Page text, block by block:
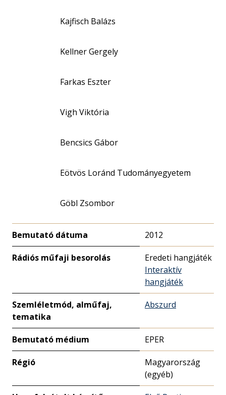
Kajfisch Balázs
Kellner Gergely
Farkas Eszter
Vigh Viktória
Bencsics Gábor
Eötvös Loránd Tudományegyetem
Göbl Zsombor
Bemutató dátuma 2012
Rádiós műfaji besorolás
Eredeti hangjáték
Interaktív
hangjáték
Szemléletmód, alműfaj,
tematika
Abszurd
Bemutató médium EPER
Régió
Magyarország
(egyéb)